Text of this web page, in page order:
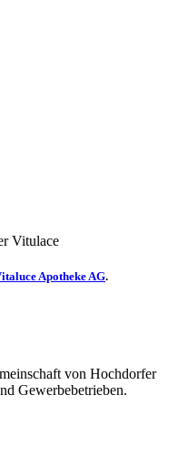
Vitulace
Apotheke AG.
von Hochdorfer
Gewerbebetrieben.